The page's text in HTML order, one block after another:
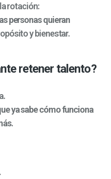
rotación:
personas quieran
y bienestar.
retener talento?
ya sabe cómo funciona
.